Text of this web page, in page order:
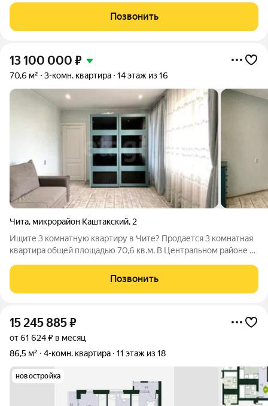
решили соблюсти буквально во всём. Природные оттенки
новостроек, точечная
Позвонить
13 100 000 ₽
70,6 м² 3-комн. квартира 14 этаж из 16
Чита, микрорайон Каштакский, 2
Ищите 3 комнатную квартиру в Чите? Продается 3 комнатная
квартира общей площадью 70,6 кв.м. В Центральном районе на
которых открывается прекрасный вид на город.
Вместительная прихожая, большая
Позвонить
15 245 885₽
от 61 624 ₽ в месяц
86,5 м²
4-комн. квартира 11 этаж из 18
новостройка